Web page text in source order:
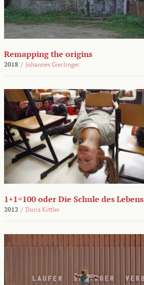
Remapping the origins
2018 / Johannes Gierlinger
1+1=100 oder Die Schule des Lebens
2012 / Doris Kittler